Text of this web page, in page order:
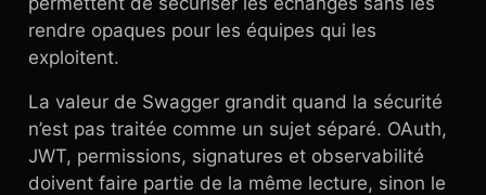
rendre opaques pour les équipes qui les
exploitent.
La valeur de Swagger grandit quand la sécurité
n’est pas traitée comme un sujet séparé. OAuth,
JWT, permissions, signatures et observabilité
doivent faire partie de la même lecture, sinon le